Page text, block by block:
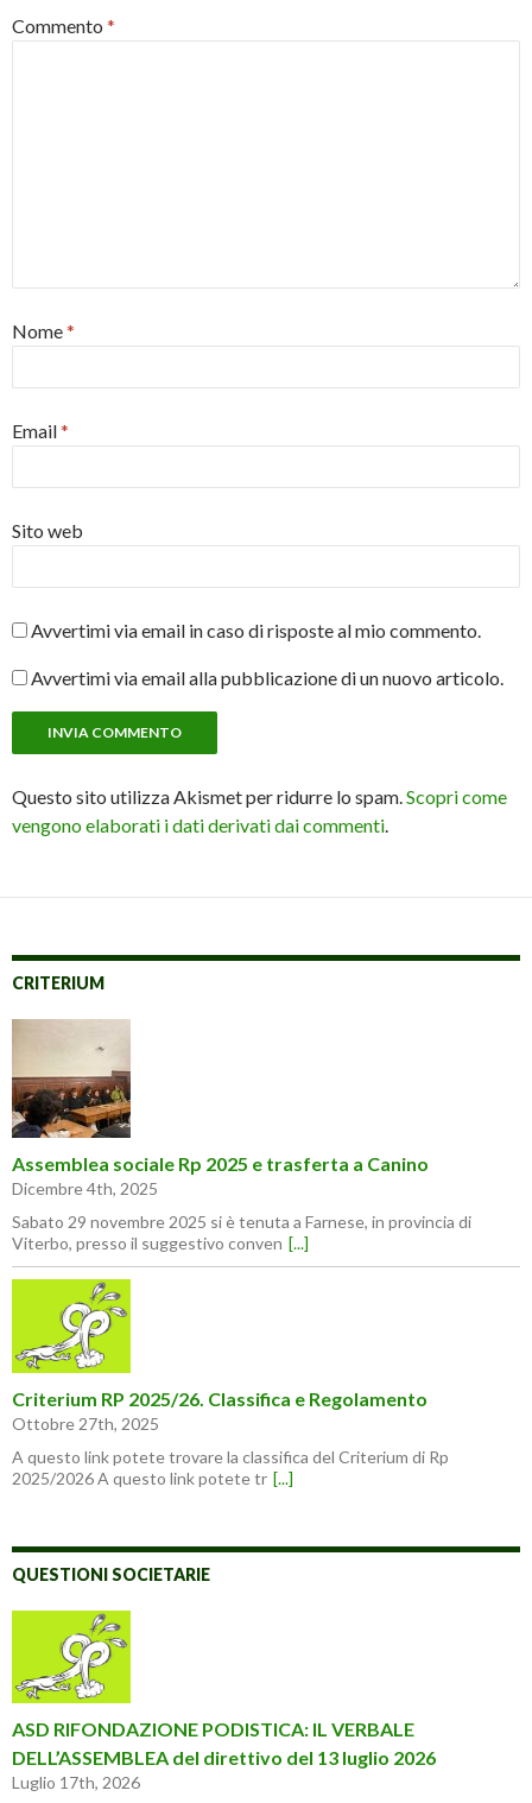
Commento *
Nome*
Email*
Sito web
Avvertimi via email in caso di risposte al mio commento.
Avvertimi via email alla pubblicazione di un nuovo articolo.
Questo sito utilizza Akismet per ridurre lo spam.Scopri come
vengono elaborati i dati derivati dai commenti.
CRITERIUM
Assemblea sociale Rp 2025 e trasferta a Canino
Dicembre 4th, 2025
Sabato 29 novembre 2025 si è tenuta a Farnese, in provincia di
Viterbo, presso il suggestivo conven [...]
Criterium RP 2025/26. Classifica e Regolamento
Ottobre 27th, 2025
A questo link potete trovare la classifica del Criterium di Rp
2025/2026 A questo link potete tr [...]
QUESTIONI SOCIETARIE
ASD RIFONDAZIONE PODISTICA: IL VERBALE
DELL’ASSEMBLEA del direttivo del 13 luglio 2026
Luglio 17th, 2026